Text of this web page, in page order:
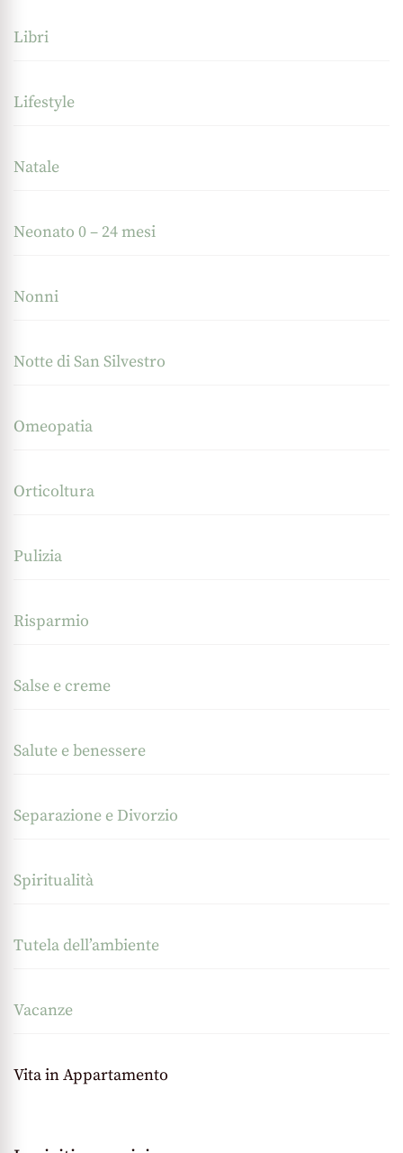
Libri
Lifestyle
Natale
Neonato 0 – 24 mesi
Nonni
Notte di San Silvestro
Omeopatia
Orticoltura
Pulizia
Risparmio
Salse e creme
Salute e benessere
Separazione e Divorzio
Spiritualità
Tutela dell’ambiente
Vacanze
Vita in Appartamento